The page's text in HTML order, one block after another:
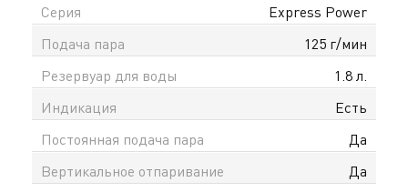
Серия
Express Power
Подача пара
125 г/мин
Резервуар для воды
1.8 л.
Индикация
Есть
Постоянная подача пара
Да
Вертикальное отпаривание
Да